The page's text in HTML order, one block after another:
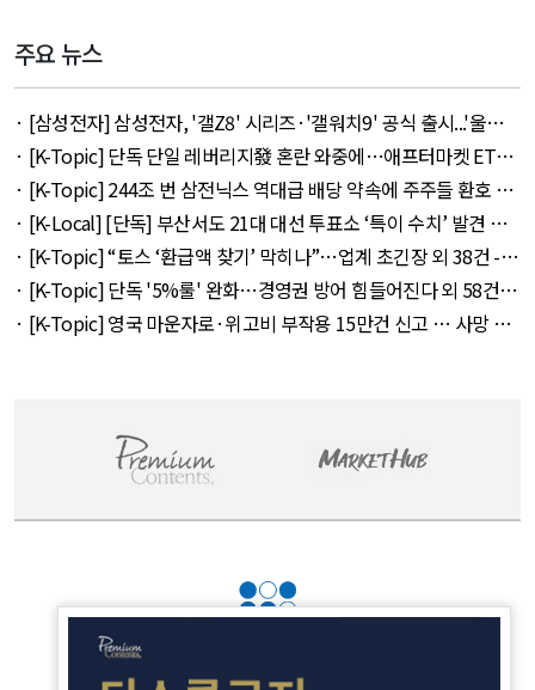
주요 뉴스
· [삼성전자] 삼성전자, '갤Z8' 시리즈·'갤워치9' 공식 출시...'울트
라' 257만 7300원 외 51건 - August 6, 2026
· [K-Topic] 단독 단일 레버리지發 혼란 와중에…애프터마켓 ETF
거래 강행 외 71건 - August 6, 2026
· [K-Topic] 244조 번 삼전닉스 역대급 배당 약속에 주주들 환호 외
21건 - August 6, 2026
· [K-Local] [단독] 부산서도 21대 대선 투표소 ‘특이 수치’ 발견 외
14건 - August 6, 2026
· [K-Topic] “토스 ‘환급액 찾기’ 막히나”…업계 초긴장 외 38건 -
August 6, 2026
· [K-Topic] 단독 '5%룰' 완화…경영권 방어 힘들어진다 외 58건 -
August 7, 2026
· [K-Topic] 영국 마운자로·위고비 부작용 15만건 신고 … 사망 연